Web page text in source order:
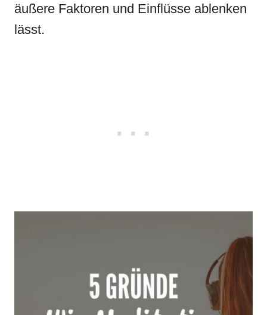
äußere Faktoren und Einflüsse ablenken
lässt.